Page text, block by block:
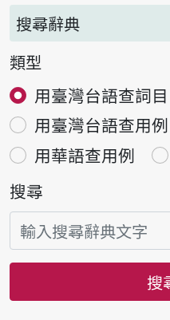
搜尋辭典
類型
用臺灣台語查詞目
用臺灣台語查用例
用華語查用例
搜尋
搜